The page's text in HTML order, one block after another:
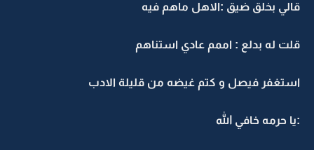
قالي بخلق ضيق :الاهل ماهم فيه
قلت له بدلع : اممم عادي استناهم
استغفر فيصل و كتم غيضه من قليلة الادب
:يا حرمه خافي الله